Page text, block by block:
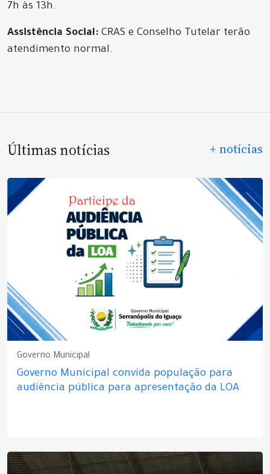
7h às 13h.
Assistência Social: CRAS e Conselho Tutelar terão
atendimento normal.
Últimas notícias + notícias
Governo Municipal
Governo Municipal convida população para
audiência pública para apresentação da LOA